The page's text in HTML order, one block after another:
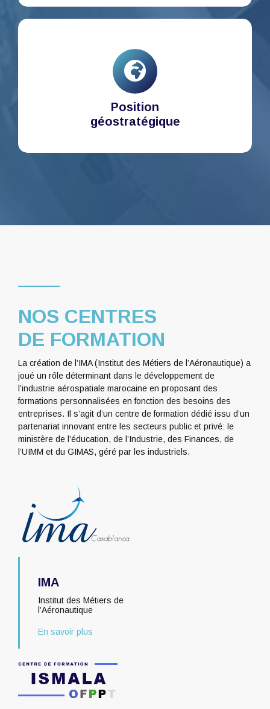
Position
géostratégique
NOS CENTRES
DE FORMATION
La création de l’IMA (Institut des Métiers de l’Aéronautique) a
joué un rôle déterminant dans le développement de
l’industrie aérospatiale marocaine en proposant des
formations personnalisées en fonction des besoins des
entreprises. Il s’agit d’un centre de formation dédié issu d’un
partenariat innovant entre les secteurs public et privé: le
ministère de l’éducation, de l’Industrie, des Finances, de
l’UIMM et du GIMAS, géré par les industriels.
IMA
Institut des Métiers de
l’Aéronautique
En savoir plus